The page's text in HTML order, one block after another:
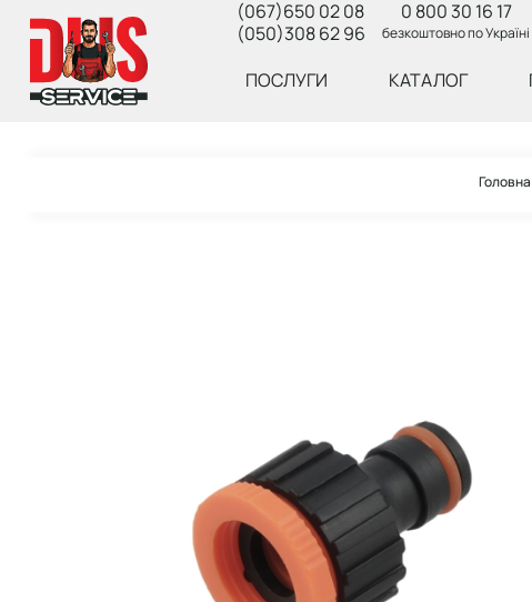
(067)650 02 08
(050)308 62 96
0 800 30 16 17
безкоштовно по Україні
ПОСЛУГИ КАТАЛОГ
Головна